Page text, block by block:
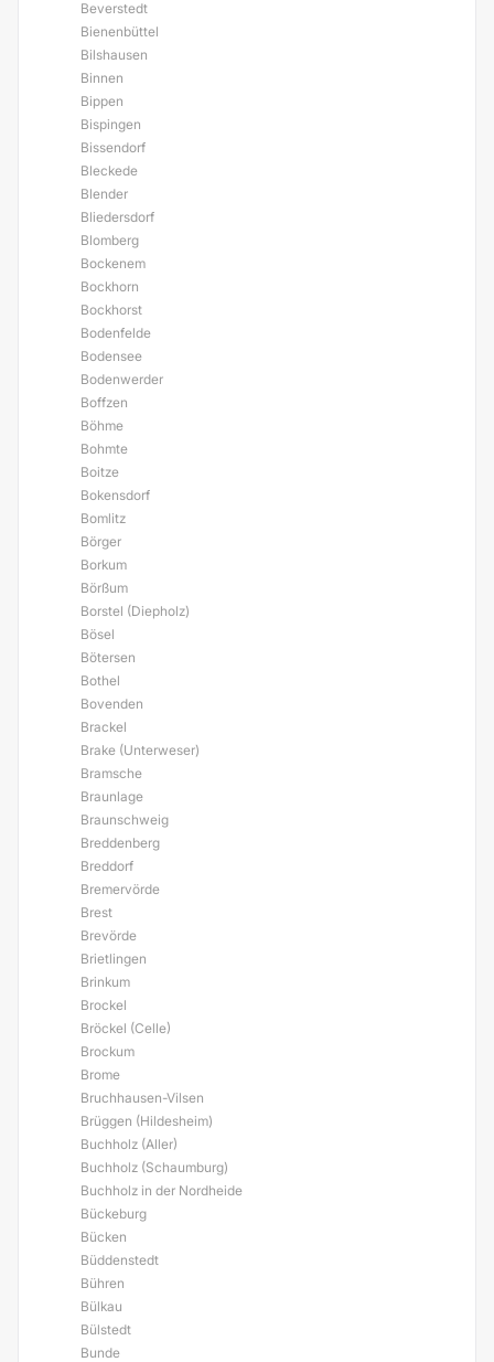
Beverstedt
Bienenbüttel
Bilshausen
Binnen
Bippen
Bispingen
Bissendorf
Bleckede
Blender
Bliedersdorf
Blomberg
Bockenem
Bockhorn
Bockhorst
Bodenfelde
Bodensee
Bodenwerder
Boffzen
Böhme
Bohmte
Boitze
Bokensdorf
Bomlitz
Börger
Borkum
Börßum
Borstel (Diepholz)
Bösel
Bötersen
Bothel
Bovenden
Brackel
Brake (Unterweser)
Bramsche
Braunlage
Braunschweig
Breddenberg
Breddorf
Bremervörde
Brest
Brevörde
Brietlingen
Brinkum
Brockel
Bröckel (Celle)
Brockum
Brome
Bruchhausen-Vilsen
Brüggen (Hildesheim)
Buchholz (Aller)
Buchholz (Schaumburg)
Buchholz in der Nordheide
Bückeburg
Bücken
Büddenstedt
Bühren
Bülkau
Bülstedt
Bunde